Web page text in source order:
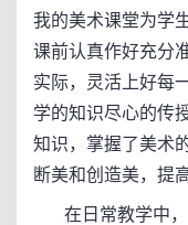
我的美术课堂为学
课前认真作好充分
实际，灵活上好每
学的知识尽心的传
知识，掌握了美术
断美和创造美，提
在日常教学中，